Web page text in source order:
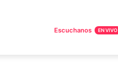
Escuchanos EN VIVO